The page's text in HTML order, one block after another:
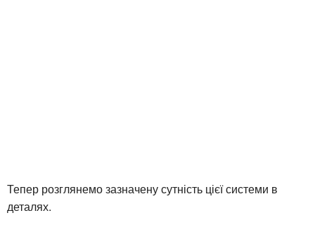
Тепер розглянемо зазначену сутність цієї системи в
деталях.